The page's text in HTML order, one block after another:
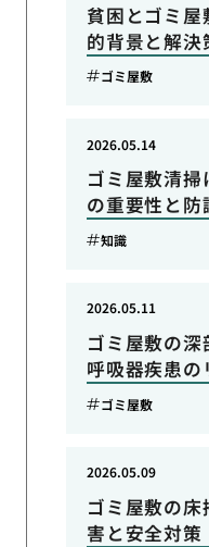
貧困とゴミ
的背景と解決
ゴミ屋敷
ゴミ屋敷清
の重要性と防
2026.05.14
知識
ゴミ屋敷の
呼吸器疾患の
2026.05.11
ゴミ屋敷
ゴミ屋敷の
害と安全対策
2026.05.09